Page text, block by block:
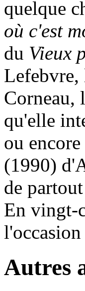
quelque
où c'est
du Vieux
Lefebvre,
Corneau,
qu'elle
ou
(1990)
de
En vingt-
Autres